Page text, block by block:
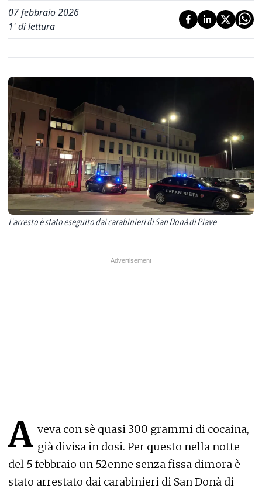
07 febbraio 2026
1' di lettura
L'arresto è stato eseguito dai carabinieri di San Donà di Piave
A veva con sè quasi 300 grammi di cocaina,
già divisa in dosi. Per questo nella notte
del 5 febbraio un 52enne senza fissa dimora è
stato arrestato dai carabinieri di San Donà di